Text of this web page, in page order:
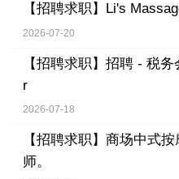
【招聘求职】 Li's
2026-07-20
【招聘求职】 招聘 - 税务
r
2026-07-18
【招聘求职】 商场中式按
师。